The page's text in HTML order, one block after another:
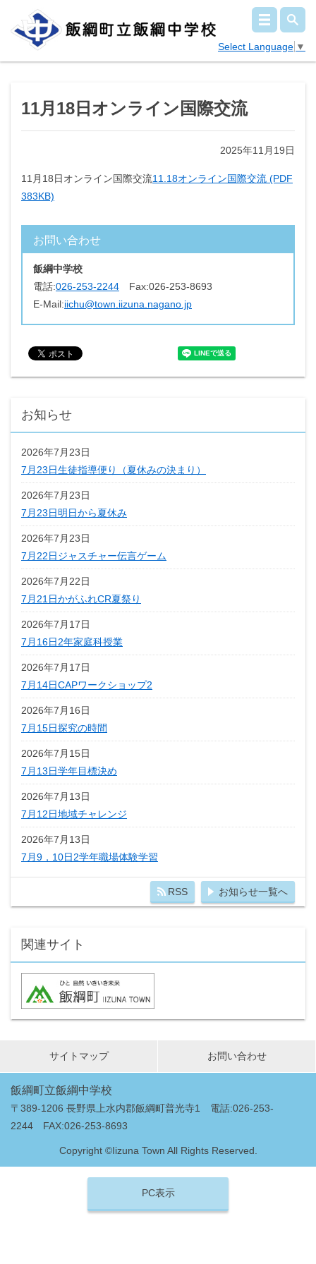
Select Language ▼
11月18日オンライン国際交流
2025年11月19日
11月18日オンライン国際交流11.18オンライン国際交流 (PDF
383KB)
お問い合わせ
飯綱中学校
電話:026-253-2244 Fax:026-253-8693
E-Mail:iichu@town.iizuna.nagano.jp
お知らせ
2026年7月23日
7月23日生徒指導便り（夏休みの決まり）
2026年7月23日
7月23日明日から夏休み
2026年7月23日
7月22日ジャスチャー伝言ゲーム
2026年7月22日
7月21日かがふれCR夏祭り
2026年7月17日
7月16日2年家庭科授業
2026年7月17日
7月14日CAPワークショップ2
2026年7月16日
7月15日探究の時間
2026年7月15日
7月13日学年目標決め
2026年7月13日
7月12日地域チャレンジ
2026年7月13日
7月9，10日2学年職場体験学習
RSS お知らせ一覧へ
関連サイト
サイトマップ お問い合わせ
飯綱町立飯綱中学校
〒389-1206 長野県上水内郡飯綱町普光寺1 電話:026-253-
2244 FAX:026-253-8693
Copyright ©Iizuna Town All Rights Reserved.
PC表示